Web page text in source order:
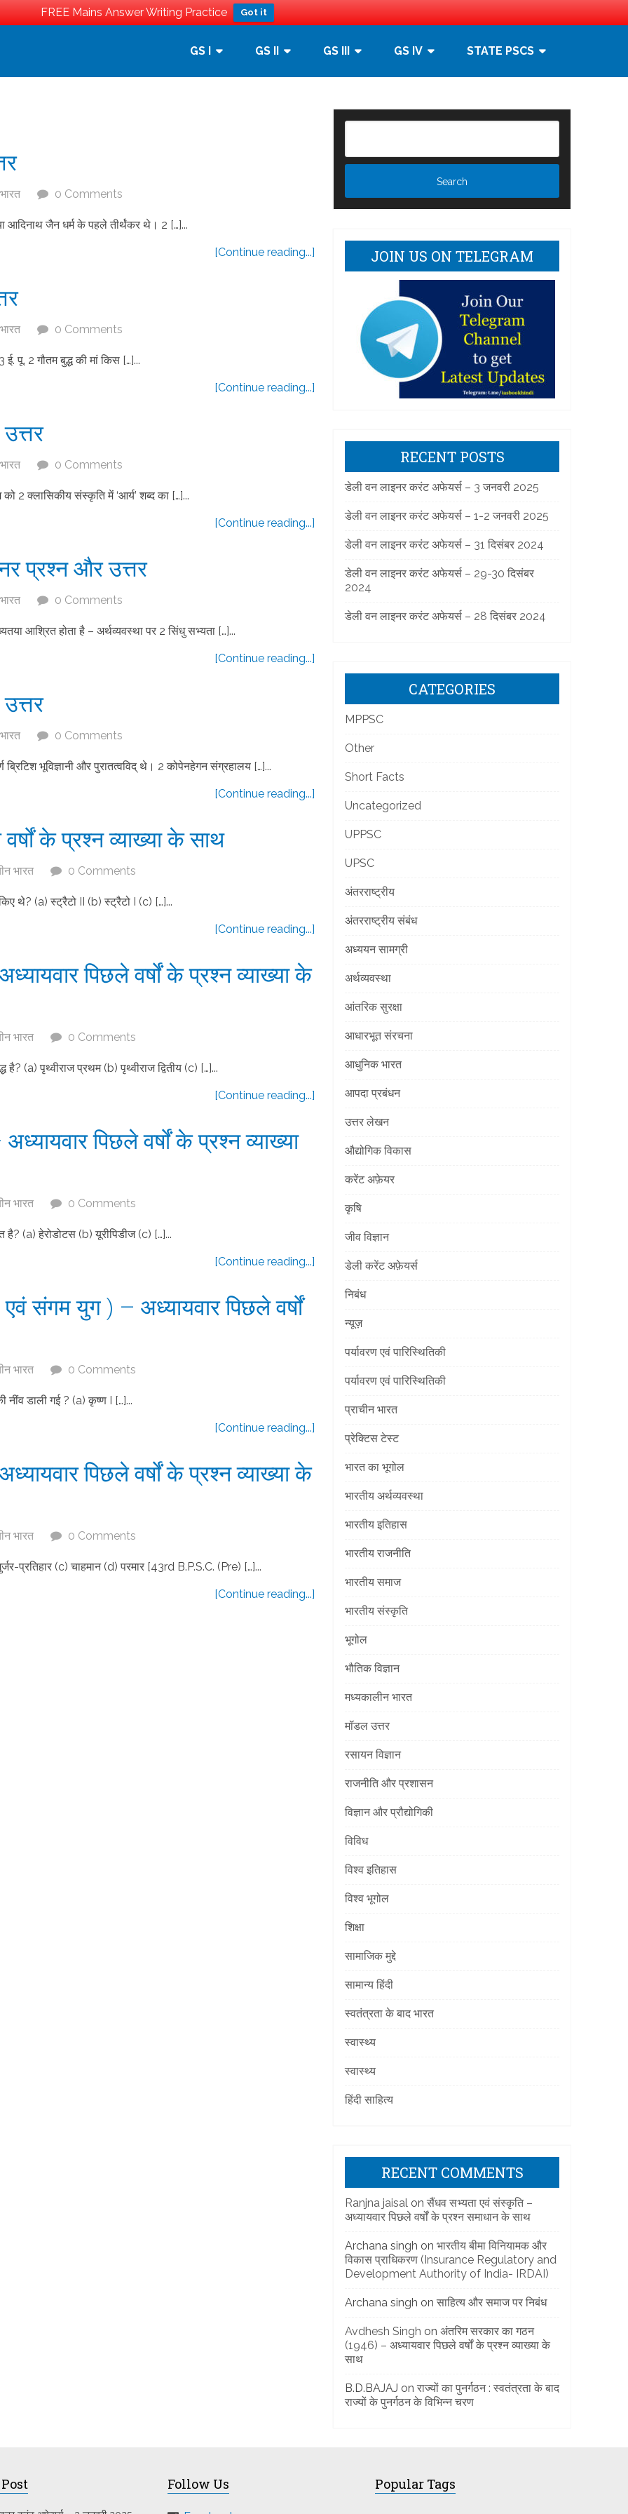
FREE Mains Answer Writing Practice Got it
GS I GS II GS III GS IV STATE PSCS
0 Comments
जैन धर्म के पहले तीर्थंकर थे। 2 […]...
[Continue reading...]
0 Comments
पू. 2 गौतम बुद्ध की मां किस […]...
[Continue reading...]
0 Comments
2 क्लासिकीय संस्कृति में ‘आर्य’ शब्द का […]...
[Continue reading...]
प्रश्न और उत्तर
0 Comments
आश्रित होता है – अर्थव्यवस्था पर 2 सिंधु सभ्यता […]...
[Continue reading...]
0 Comments
भूविज्ञानी और पुरातत्वविद् थे। 2 कोपेनहेगन संग्रहालय […]...
[Continue reading...]
के प्रश्न व्याख्या के साथ
भारत 0 Comments
थे? (a) स्ट्रैटो II (b) स्ट्रैटो I (c) […]...
[Continue reading...]
पिछले वर्षों के प्रश्न व्याख्या के
भारत 0 Comments
है? (a) पृथ्वीराज प्रथम (b) पृथ्वीराज द्वितीय (c) […]...
[Continue reading...]
पिछले वर्षों के प्रश्न व्याख्या
भारत 0 Comments
है? (a) हेरोडोटस (b) यूरीपिडीज (c) […]...
[Continue reading...]
संगम युग ) – अध्यायवार पिछले वर्षों
भारत 0 Comments
नींव डाली गई ? (a) कृष्ण I […]...
[Continue reading...]
पिछले वर्षों के प्रश्न व्याख्या के
भारत 0 Comments
प्रतिहार (c) चाहमान (d) परमार [43rd B.P.S.C. (Pre) […]...
[Continue reading...]
JOIN US ON TELEGRAM
RECENT POSTS
डेली वन लाइनर करंट अफेयर्स – 3 जनवरी 2025
डेली वन लाइनर करंट अफेयर्स – 1-2 जनवरी 2025
डेली वन लाइनर करंट अफेयर्स – 31 दिसंबर 2024
डेली वन लाइनर करंट अफेयर्स – 29-30 दिसंबर
2024
डेली वन लाइनर करंट अफेयर्स – 28 दिसंबर 2024
CATEGORIES
MPPSC
Other
Short Facts
Uncategorized
UPPSC
UPSC
अंतरराष्ट्रीय
अंतरराष्ट्रीय संबंध
अध्ययन सामग्री
अर्थव्यवस्था
आंतरिक सुरक्षा
आधारभूत संरचना
आधुनिक भारत
आपदा प्रबंधन
उत्तर लेखन
औद्योगिक विकास
करेंट अफ़ेयर
कृषि
जीव विज्ञान
डेली करेंट अफ़ेयर्स
निबंध
न्यूज़
पर्यावरण एवं पारिस्थितिकी
पर्यावरण एवं पारिस्थितिकी
प्राचीन भारत
प्रेक्टिस टेस्ट
भारत का भूगोल
भारतीय अर्थव्यवस्था
भारतीय इतिहास
भारतीय राजनीति
भारतीय समाज
भारतीय संस्कृति
भूगोल
भौतिक विज्ञान
मध्यकालीन भारत
मॉडल उत्तर
रसायन विज्ञान
राजनीति और प्रशासन
विज्ञान और प्रौद्योगिकी
विविध
विश्व इतिहास
विश्व भूगोल
शिक्षा
सामाजिक मुद्दे
सामान्य हिंदी
स्वतंत्रता के बाद भारत
स्वास्थ्य
स्वास्थ्य
हिंदी साहित्य
RECENT COMMENTS
Ranjna jaisal on सैंधव सभ्यता एवं संस्कृति –
अध्यायवार पिछले वर्षों के प्रश्न समाधान के साथ
Archana singh on भारतीय बीमा विनियामक और
विकास प्राधिकरण (Insurance Regulatory and
Development Authority of India- IRDAI)
Archana singh on साहित्य और समाज पर निबंध
Avdhesh Singh on अंतरिम सरकार का गठन
(1946) – अध्यायवार पिछले वर्षों के प्रश्न व्याख्या के
साथ
B.D.BAJAJ on राज्यों का पुनर्गठन : स्वतंत्रता के बाद
राज्यों के पुनर्गठन के विभिन्न चरण
Follow Us Popular Tags